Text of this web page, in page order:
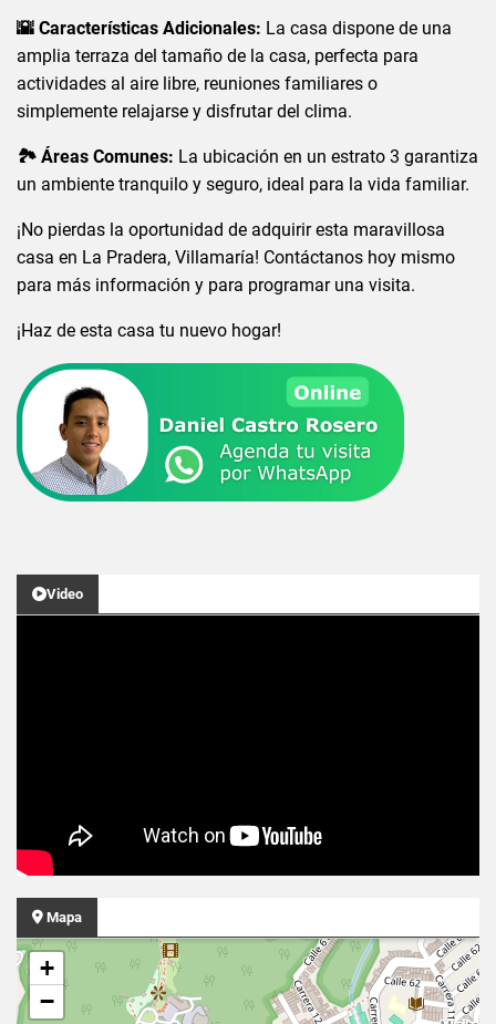
🌇 Características Adicionales: La casa dispone de una
amplia terraza del tamaño de la casa, perfecta para
actividades al aire libre, reuniones familiares o
simplemente relajarse y disfrutar del clima.
🏞️ Áreas Comunes: La ubicación en un estrato 3 garantiza
un ambiente tranquilo y seguro, ideal para la vida familiar.
¡No pierdas la oportunidad de adquirir esta maravillosa
casa en La Pradera, Villamaría! Contáctanos hoy mismo
para más información y para programar una visita.
¡Haz de esta casa tu nuevo hogar!
Video
Mapa
+
−